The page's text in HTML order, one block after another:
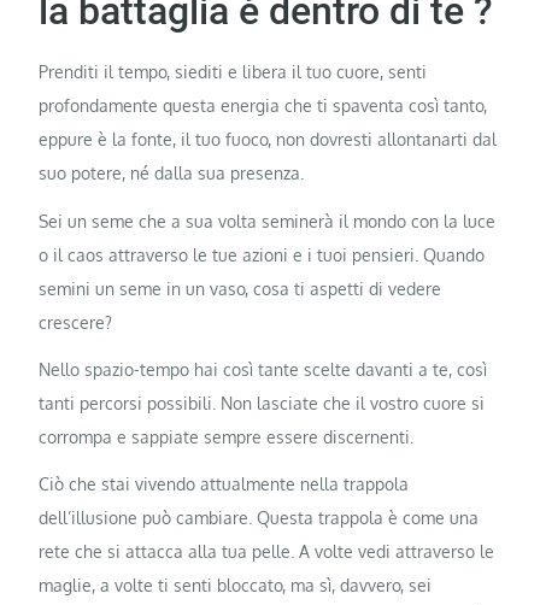
la battaglia è dentro di te ?
Prenditi il ​​tempo, siediti e libera il tuo cuore, senti
profondamente questa energia che ti spaventa così tanto,
eppure è la fonte, il tuo fuoco, non dovresti allontanarti dal
suo potere, né dalla sua presenza.
Sei un seme che a sua volta seminerà il mondo con la luce
o il caos attraverso le tue azioni e i tuoi pensieri. Quando
semini un seme in un vaso, cosa ti aspetti di vedere
crescere?
Nello spazio-tempo hai così tante scelte davanti a te, così
tanti percorsi possibili. Non lasciate che il vostro cuore si
corrompa e sappiate sempre essere discernenti.
Ciò che stai vivendo attualmente nella trappola
dell’illusione può cambiare. Questa trappola è come una
rete che si attacca alla tua pelle. A volte vedi attraverso le
maglie, a volte ti senti bloccato, ma sì, davvero, sei